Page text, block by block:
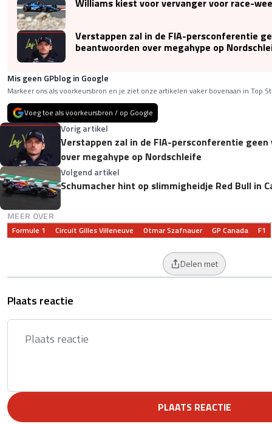
Williams kiest voor vervanger voor race-
Verstappen zal in de FIA-persconferentie
beantwoorden over megahype op
Mis geen GPblog in Google
Markeer ons als voorkeursbron en je ziet onze artikelen vaker bovenaan in Top
Voeg toe als voorkeursbron / op Google
Vorig artikel
Verstappen zal in de FIA-persconferentie
over megahype op Nordschleife
Volgend artikel
Schumacher hint op slimmigheidje Red Bull in
MEER OVER
Formule 1 Circuit Gilles Villeneuve Otmar Szafnauer GP Canada F1
Delen met
Plaats reactie
PLAATS REACTIE